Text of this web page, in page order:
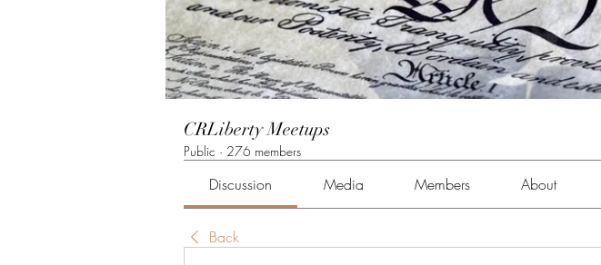
CRLiberty Meetups
Public · 276 members
Discussion Media Members About
Back